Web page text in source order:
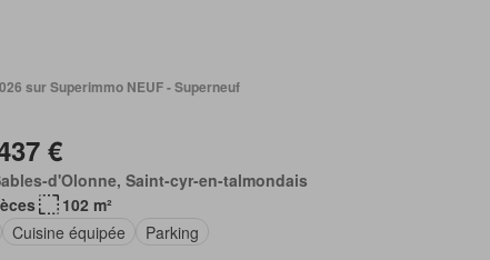
sur Superimmo NEUF - Superneuf
€
d'Olonne, Saint-cyr-en-talmondais
102 m²
Cuisine équipée Parking